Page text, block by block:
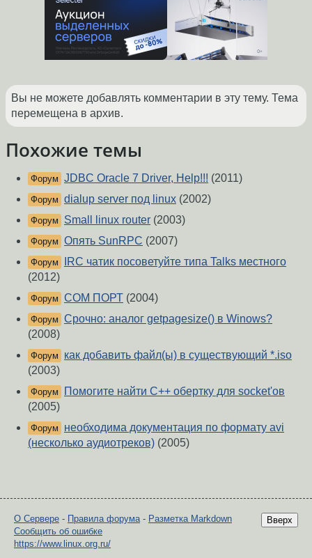
Вы не можете добавлять комментарии в эту тему. Тема
перемещена в архив.
Похожие темы
Форум JDBC Oracle 7 Driver, Help!!! (2011)
Форум dialup server под linux (2002)
Форум Small linux router (2003)
Форум Опять SunRPC (2007)
Форум
IRC чатик посоветуйте типа Talks местного
(2012)
Форум COM ПОРТ (2004)
Форум Срочно: аналог getpagesize() в Winows?
(2008)
Форум
как добавить файл(ы) в существующий *.iso
(2003)
Форум
Помогите найти С++ обертку для socket'ов
(2005)
Форум
необходима документация по формату avi
(несколько аудиотреков) (2005)
Вверх
О Сервере - Правила форума- Разметка Markdown
Сообщить об ошибке
https://www.linux.org.ru/